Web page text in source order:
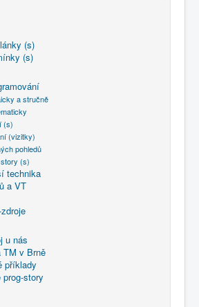
systémy a programování
(s)
(vizitky)
(s)
(s)
a stručně
(s)
(vizitky)
pohledů
(s)
technika
a VT
u nás
TM v Brně
příklady
story